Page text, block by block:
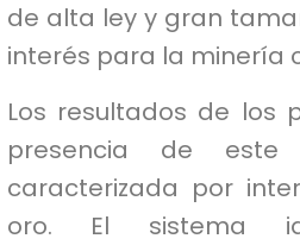
de alta ley y gran
interés para la minería
Los resultados de los
presencia de este
caracterizada por
oro. El sistema